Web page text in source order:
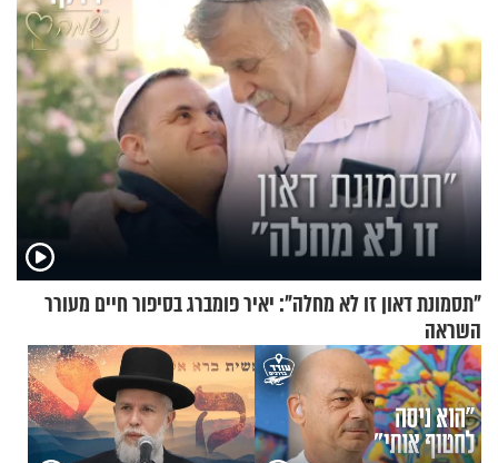
"תסמונת דאון זו לא מחלה": יאיר פומברג בסיפור חיים מעורר
השראה